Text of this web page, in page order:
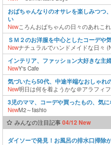
おばちゃんなりのオサレを楽しみつつ
い
Newころんおばちゃんの日々のあれこれ
ＳＭ２のお洋服を中心としたコーデや
Newナチュラルでハンドメイドな日々
インテリア、ファッション大好きな主
NewY's Cafe
気づいたら50代、中途半端なおしゃれ
New明日は何を着ようかな＠アラフィ
3児のママ、コーデや買ったもの、気
NewM2～fashio
みんなの注目記事04/12 New
ダイソーで発見！お風呂の排水口掃除